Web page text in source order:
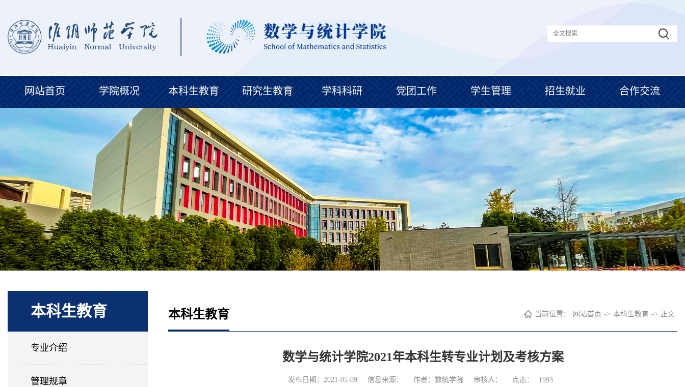
网站首页 学院概况 本科生教育 研究生教育 学科科研 党团工作 学生管理 招生就业 合作交流
本科生教育
专业介绍
管理规章
本科生教育 当前位置： 网站首页 -> 本科生教育 -> 正文
数学与统计学院2021年本科生转专业计划及考核方案
发布日期：2021-05-09 信息来源： 作者：数统学院 审核人： 点击： 1993